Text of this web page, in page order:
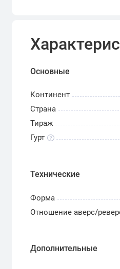
Основные
Континент
Страна
Тираж
Гурт
Технические
Форма
Отношение аверс/
Дополнительные